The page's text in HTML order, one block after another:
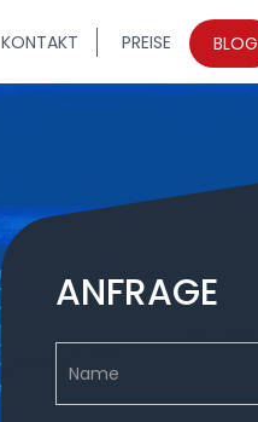
KONTAKT PREISE BLOG
ANFRAGE